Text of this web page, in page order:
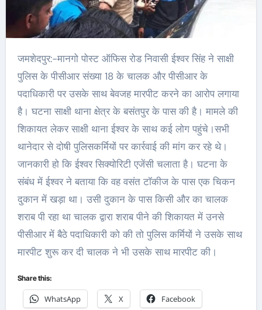
जमशेदपुर:-मानगो पोस्ट ऑफिस रोड निवासी ईश्वर सिंह ने साक्षी
पुलिस के पीसीआर संख्या 18 के चालक और पीसीआर के
पदाधिकारी पर उसके साथ बेवजह मारपीट करने का आरोप लगाया
है। घटना साक्षी थाना क्षेत्र के बसंतपुर के पास की है। मामले की
शिकायत लेकर साक्षी थाना ईश्वर के साथ कई लोग पहुंचे।सभी
थानेदार से दोषी पुलिसकर्मियों पर कार्रवाई की मांग कर रहे थे।
जानकारी हो कि ईश्वर सिक्योरिटी एजेंसी चलाता है। घटना के
संबंध में ईश्वर ने बताया कि वह वसंत टॉकीज के पास एक चिकन
दुकान में खड़ा था। उसी दुकान के पास किसी और का चालक
शराब पी रहा था चालक द्वारा शराब पीने की शिकायत में उनसे
पीसीआर में बैठे पदाधिकारी को की तो पुलिस कर्मियों ने उसके साथ
मारपीट शुरू कर दी चालक ने भी उसके साथ मारपीट की।
Share this:
WhatsApp X Facebook